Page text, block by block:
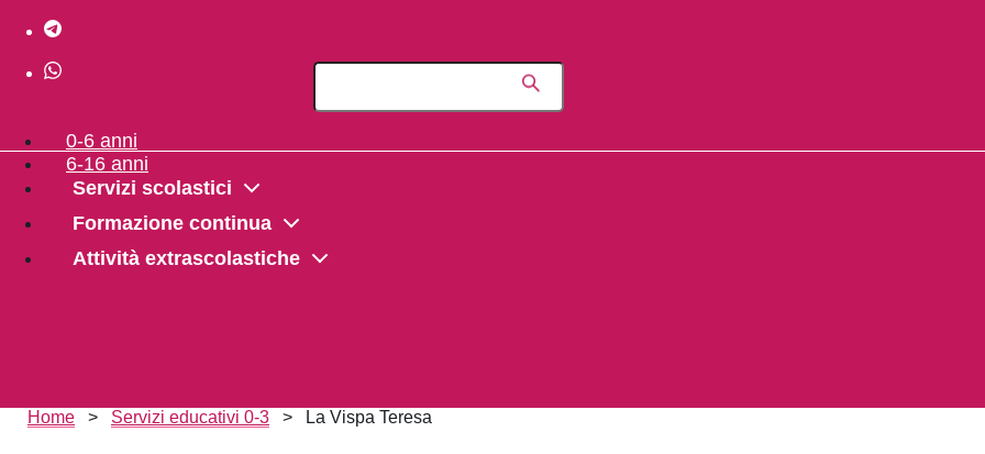
0-6 anni
6-16 anni
Servizi scolastici
Formazione continua
Attività extrascolastiche
Briciole
Home > Servizi educativi 0-3 > La Vispa Teresa